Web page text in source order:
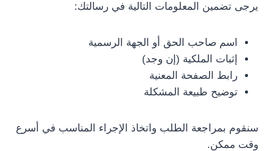
يرجى تضمين المعلومات التالية في رسالتك:
اسم صاحب الحق أو الجهة الرسمية
إثبات الملكية (إن وجد)
رابط الصفحة المعنية
توضيح طبيعة المشكلة
سنقوم بمراجعة الطلب واتخاذ الإجراء المناسب في أسرع
وقت ممكن.